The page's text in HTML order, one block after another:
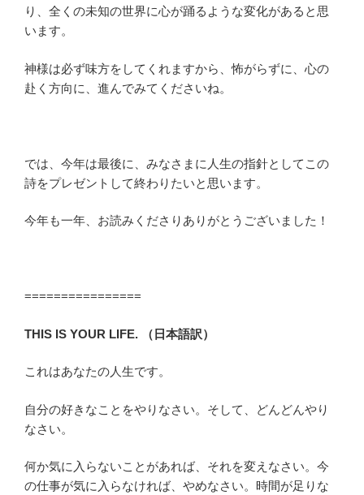
り、全くの未知の世界に心が踊るような変化があると思
います。
神様は必ず味方をしてくれますから、怖がらずに、心の
赴く方向に、進んでみてくださいね。
では、今年は最後に、みなさまに人生の指針としてこの
詩をプレゼントして終わりたいと思います。
今年も一年、お読みくださりありがとうございました！
================
THIS IS YOUR LIFE. （日本語訳）
これはあなたの人生です。
自分の好きなことをやりなさい。そして、どんどんやり
なさい。
何か気に入らないことがあれば、それを変えなさい。今
の仕事が気に入らなければ、やめなさい。時間が足りな